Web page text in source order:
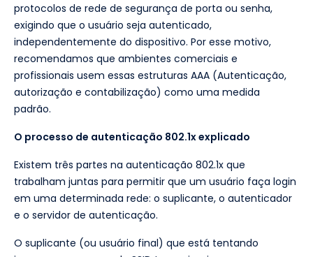
protocolos de rede de segurança de porta ou senha,
exigindo que o usuário seja autenticado,
independentemente do dispositivo. Por esse motivo,
recomendamos que ambientes comerciais e
profissionais usem essas estruturas AAA (Autenticação,
autorização e contabilização) como uma medida
padrão.
O processo de autenticação 802.1x explicado
Existem três partes na autenticação 802.1x que
trabalham juntas para permitir que um usuário faça login
em uma determinada rede: o suplicante, o autenticador
e o servidor de autenticação.
O suplicante (ou usuário final) que está tentando